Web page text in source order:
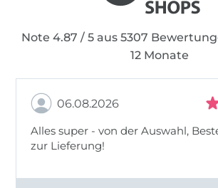
Note 4.87 / 5 aus 5307
12 Monate
06.08.2026
Alles super - von der Auswahl,
zur Lieferung!